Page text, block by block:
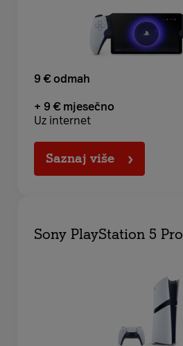
9 € odmah
+ 9 € mjesečno
Uz internet
Saznaj više
Sony PlayStation 5 Pro